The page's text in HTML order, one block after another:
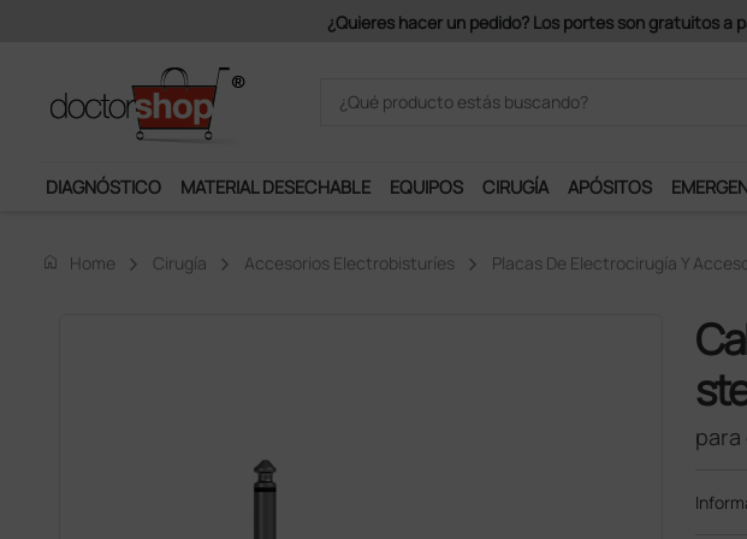
¿Quieres hacer un pedido? Los portes son gratuitos a
DIAGNÓSTICO MATERIAL DESECHABLE EQUIPOS CIRUGÍA APÓSITOS
home Home Cirugía Accesorios Electrobisturíes Placas De Electrocirugía Y